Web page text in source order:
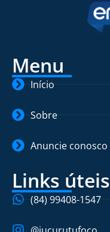
Menu
Início
Sobre
Anuncie conosco
Links úteis
(84) 99408-1547